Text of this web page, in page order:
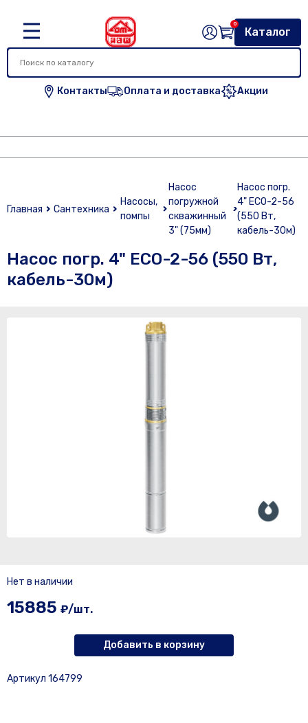
Контакты Оплата и доставка Акции
Каталог
0
Главная Сантехника
Насосы,
помпы
Насос
погружной
скважинный
3" (75мм)
Насос погр.
4" ECO-2-56
(550 Вт,
кабель-30м)
Насос погр. 4" ECO-2-56 (550 Вт,
кабель-30м)
Нет в наличии
15885 ₽/шт.
Добавить в корзину
Артикул 164799